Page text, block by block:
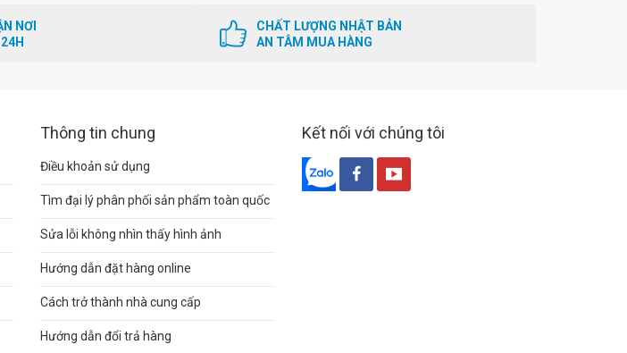
NƠI
CHẤT LƯỢNG NHẬT BẢN
AN TÂM MUA HÀNG
Thông tin chung
Điều khoản sử dụng
Tìm đại lý phân phối sản phẩm toàn quốc
Sửa lỗi không nhìn thấy hình ảnh
Hướng dẫn đặt hàng online
Cách trở thành nhà cung cấp
Hướng dẫn đổi trả hàng
Kết nối với chúng tôi